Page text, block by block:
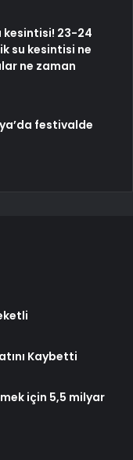
kesintisi! 23-24
su kesintisi ne
ne zaman
festivalde
Kaybetti
için 5,5 milyar